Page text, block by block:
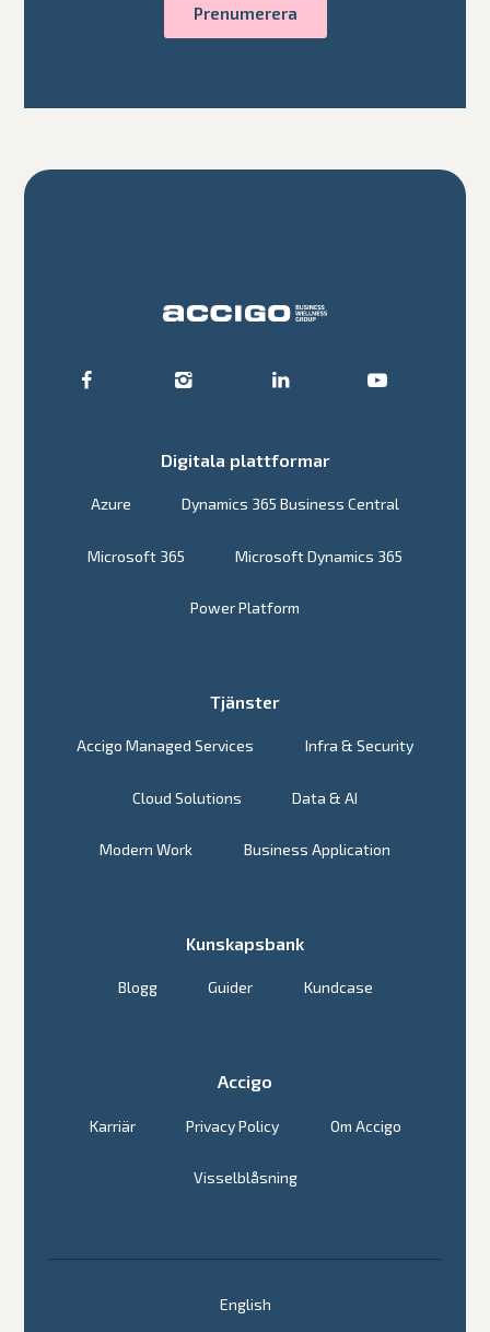
Digitala plattformar
Azure Dynamics 365 Business Central
Microsoft 365 Microsoft Dynamics 365
Power Platform
Tjänster
Accigo Managed Services Infra & Security
Cloud Solutions Data & AI
Modern Work Business Application
Kunskapsbank
Blogg Guider Kundcase
Accigo
Karriär Privacy Policy Om Accigo
Visselblåsning
English